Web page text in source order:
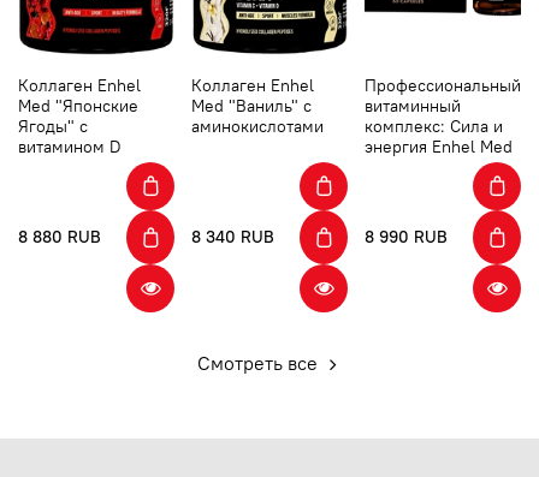
Коллаген Enhel
Med "Японские
Ягоды" с
витамином D
8 880 RUB
Коллаген Enhel
Med "Ваниль" с
аминокислотами
8 340 RUB
Профессиональный
витаминный
комплекс: Сила и
энергия Enhel Med
8 990 RUB
Смотреть все